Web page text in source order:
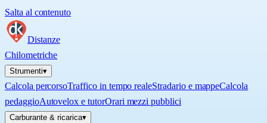
Salta al contenuto
Distanze
Chilometriche
Strumenti▾
Calcola percorsoTraffico in tempo realeStradario e mappeCalcola
pedaggioAutovelox e tutorOrari mezzi pubblici
Carburante & ricarica▾